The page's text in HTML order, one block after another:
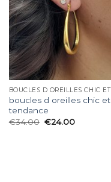
boucles d oreilles chic et
tendance
€34.00 €24.00